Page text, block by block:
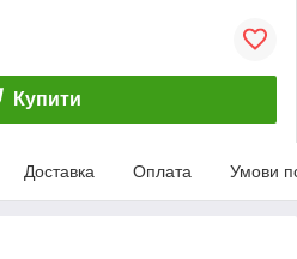
Купити
Доставка Оплата Умови